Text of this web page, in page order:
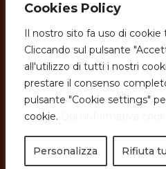
Cookies Policy
Il nostro sito fa uso di
Cliccando sul pulsante
all'utilizzo di tutti i nostri
prestare il consenso
pulsante "Cookie settings"
cookie.
Personalizza Rifiuta
© OKTA FILM
//LEGAL INFO
// WEB BY RARA AVIS